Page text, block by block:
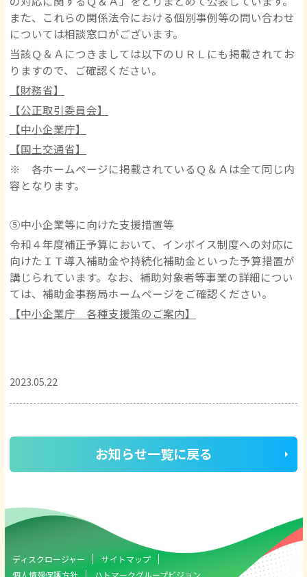
また、これらの関係法令における個別事例等の問い合わせ
については相談窓口がございます。
当該Ｑ＆Ａにつきましては以下のＵＲＬにも掲載されてお
りますので、ご確認ください。
【財務省】
【公正取引委員会】
【中小企業庁】
【国土交通省】
※ 各ホームページに掲載されているＱ＆Ａは全て同じ内
容となります。
⑤中小企業等に向けた支援措置等
令和４年度補正予算において、インボイス制度への対応に
向けたＩＴ導入補助金や持続化補助金といった予算措置が
講じられています。なお、補助対象者等事業の詳細につい
ては、補助金事務局ホームページをご確認ください。
【中小企業庁 各種支援策のご案内】
2023.05.22
お知らせ一覧に戻る
ディスクロージャー
サイトマップ